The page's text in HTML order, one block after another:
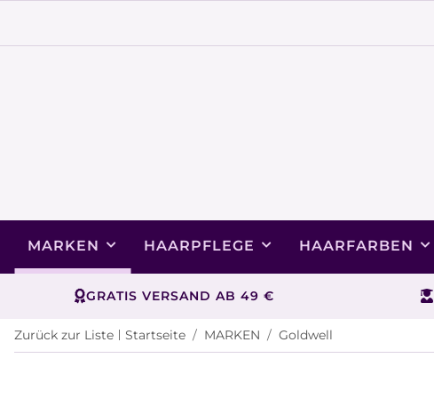
MARKEN HAARPFLEGE HAARFARBEN
GRATIS VERSAND AB 49 €
Zurück zur Liste Startseite MARKEN Goldwell